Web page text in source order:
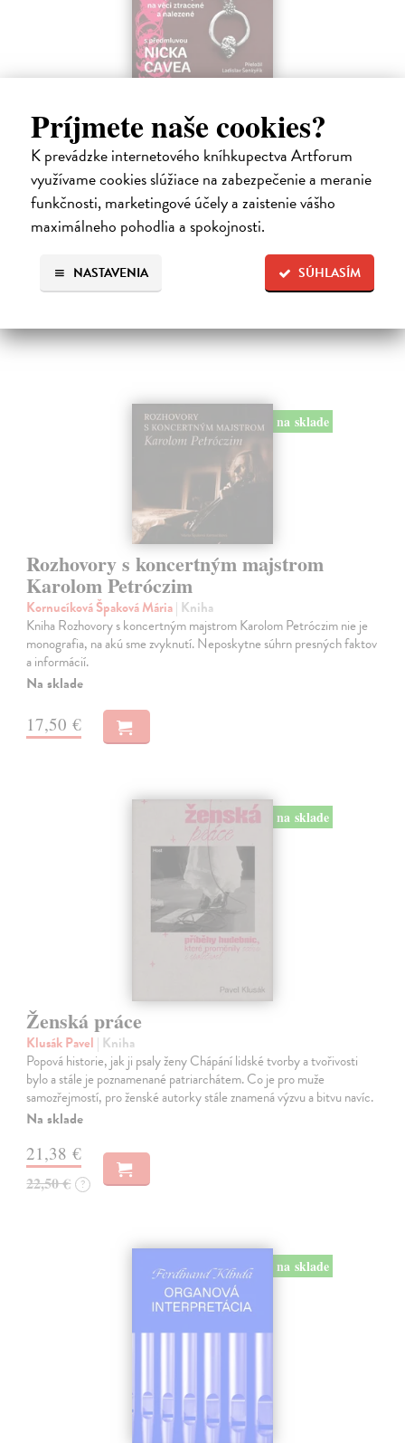
Príjmete naše cookies?
K prevádzke internetového kníhkupectva Artforum
využívame cookies slúžiace na zabezpečenie a meranie
funkčnosti, marketingové účely a zaistenie vášho
maximálneho pohodlia a spokojnosti.
SÚHLASÍM
NASTAVENIA
Ellis Warren| Kniha
Ellisova kniha je neobvyklou literární poctou legendární jazzové
zpěvačce a pianistce Nině Simone. Světoznámý hudebník v ní vypráví
příběh zdánlivě bezvýznamného předmětu – žvýkačky, kterou
Simone během…
Na sklade
13,60 €
na sklade
Rozhovory s koncertným majstrom
Karolom Petróczim
Kornucíková Špaková Mária| Kniha
Kniha Rozhovory s koncertným majstrom Karolom Petróczim nie je
monografia, na akú sme zvyknutí. Neposkytne súhrn presných faktov
a informácií.
Na sklade
17,50 €
na sklade
Ženská práce
Klusák Pavel | Kniha
Popová historie, jak ji psaly ženy Chápání lidské tvorby a tvořivosti
bylo a stále je poznamenané patriarchátem. Co je pro muže
samozřejmostí, pro ženské autorky stále znamená výzvu a bitvu navíc.
Na sklade
21,38 €
22,50 € ?
na sklade